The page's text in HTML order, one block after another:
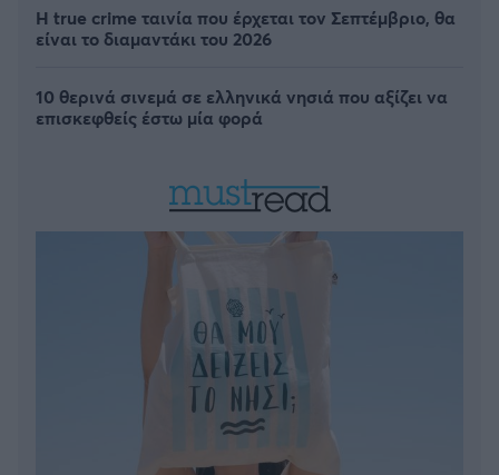
Η true crime ταινία που έρχεται τον Σεπτέμβριο, θα
είναι το διαμαντάκι του 2026
10 θερινά σινεμά σε ελληνικά νησιά που αξίζει να
επισκεφθείς έστω μία φορά